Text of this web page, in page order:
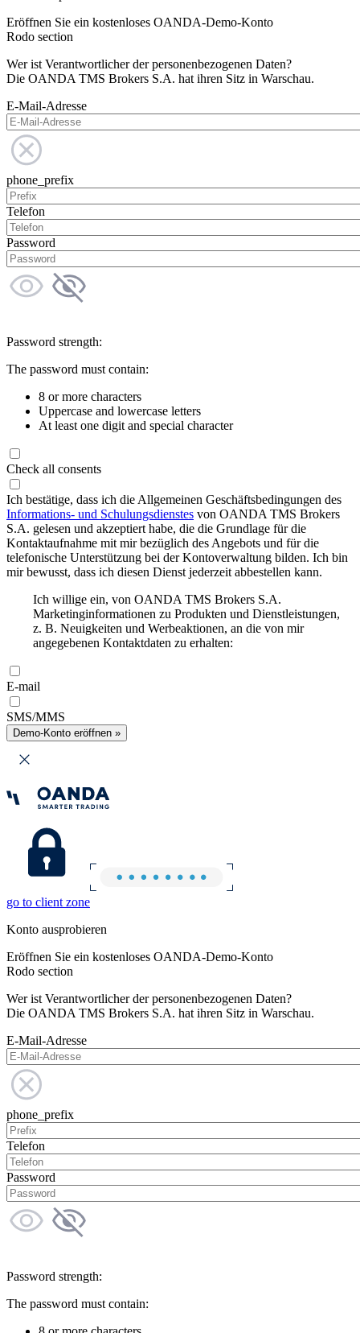
Eröffnen Sie ein kostenloses OANDA-Demo-Konto
Rodo section
Wer ist Verantwortlicher der personenbezogenen Daten?
Die OANDA TMS Brokers S.A. hat ihren Sitz in Warschau.
E-Mail-Adresse
phone_prefix
Telefon
Password
Password strength:
The password must contain:
8 or more characters
Uppercase and lowercase letters
At least one digit and special character
Check all consents
Ich bestätige, dass ich die Allgemeinen Geschäftsbedingungen des
Informations- und Schulungsdienstes von OANDA TMS Brokers
S.A. gelesen und akzeptiert habe, die die Grundlage für die
Kontaktaufnahme mit mir bezüglich des Angebots und für die
telefonische Unterstützung bei der Kontoverwaltung bilden. Ich bin
mir bewusst, dass ich diesen Dienst jederzeit abbestellen kann.
Ich willige ein, von OANDA TMS Brokers S.A.
Marketinginformationen zu Produkten und Dienstleistungen,
z. B. Neuigkeiten und Werbeaktionen, an die von mir
angegebenen Kontaktdaten zu erhalten:
E-mail
SMS/MMS
Demo-Konto eröffnen »
go to client zone
Konto ausprobieren
Eröffnen Sie ein kostenloses OANDA-Demo-Konto
Rodo section
Wer ist Verantwortlicher der personenbezogenen Daten?
Die OANDA TMS Brokers S.A. hat ihren Sitz in Warschau.
E-Mail-Adresse
phone_prefix
Telefon
Password
Password strength:
The password must contain: